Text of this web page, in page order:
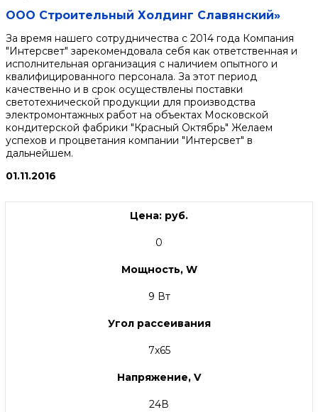
ООО Строительный Холдинг Славянский»
За время нашего сотрудничества с 2014 года Компания
"Интерсвет" зарекомендовала себя как ответственная и
исполнительная организация с наличием опытного и
квалифицированного персонала. За этот период
качественно и в срок осуществлены поставки
светотехнической продукции для производства
электромонтажных работ на объектах Московской
кондитерской фабрики "Красный Октябрь" Желаем
успехов и процветания компании "Интерсвет" в
дальнейшем.
01.11.2016
Цена: руб.
0
Мощность, W
9 Вт
Угол рассеивания
7x65
Напряжение, V
24В